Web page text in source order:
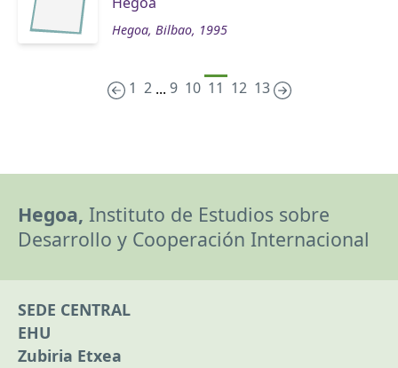
Hegoa, Bilbao, 1995
1 2 ... 9 10 11 12 13
Hegoa, Instituto de Estudios sobre
Desarrollo y Cooperación Internacional
SEDE CENTRAL
EHU
Zubiria Etxea